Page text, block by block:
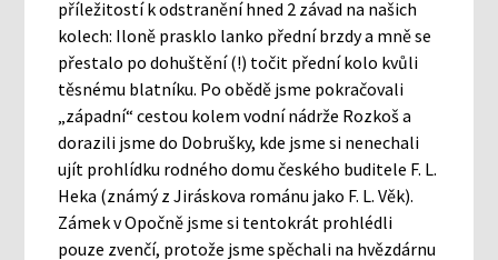
příležitostí k odstranění hned 2 závad na našich
kolech: Iloně prasklo lanko přední brzdy a mně se
přestalo po dohuštění (!) točit přední kolo kvůli
těsnému blatníku. Po obědě jsme pokračovali
„západní“ cestou kolem vodní nádrže Rozkoš a
dorazili jsme do Dobrušky, kde jsme si nenechali
ujít prohlídku rodného domu českého buditele F. L.
Heka (známý z Jiráskova románu jako F. L. Věk).
Zámek v Opočně jsme si tentokrát prohlédli
pouze zvenčí, protože jsme spěchali na hvězdárnu